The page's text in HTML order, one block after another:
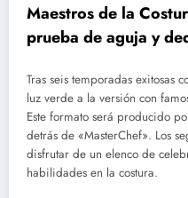
Maestros de la
prueba de aguja y
Tras seis temporadas exitosas
luz verde a la versión con
Este formato será producido
detrás de «MasterChef». Los
disfrutar de un elenco de
habilidades en la costura.